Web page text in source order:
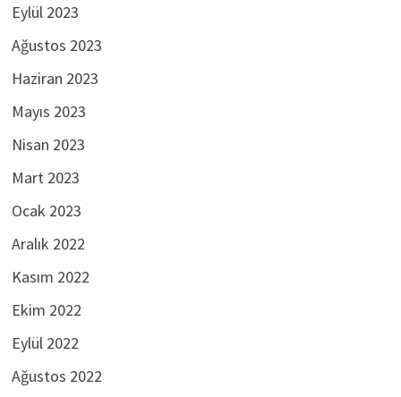
Eylül 2023
Ağustos 2023
Haziran 2023
Mayıs 2023
Nisan 2023
Mart 2023
Ocak 2023
Aralık 2022
Kasım 2022
Ekim 2022
Eylül 2022
Ağustos 2022